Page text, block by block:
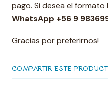
pago. Si desea el formato
WhatsApp +56 9
Gracias por preferirnos!
COMPARTIR ESTE